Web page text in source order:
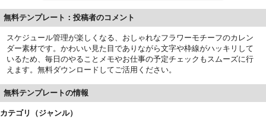
無料テンプレート：投稿者のコメント
スケジュール管理が楽しくなる、おしゃれなフラワーモチーフのカレン
ダー素材です。かわいい見た目でありながら文字や枠線がハッキリして
いるため、毎日のやることメモやお仕事の予定チェックもスムーズに行
えます。無料ダウンロードしてご活用ください。
無料テンプレートの情報
カテゴリ（ジャンル）